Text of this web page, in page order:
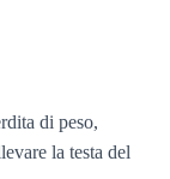
di peso,
la testa del